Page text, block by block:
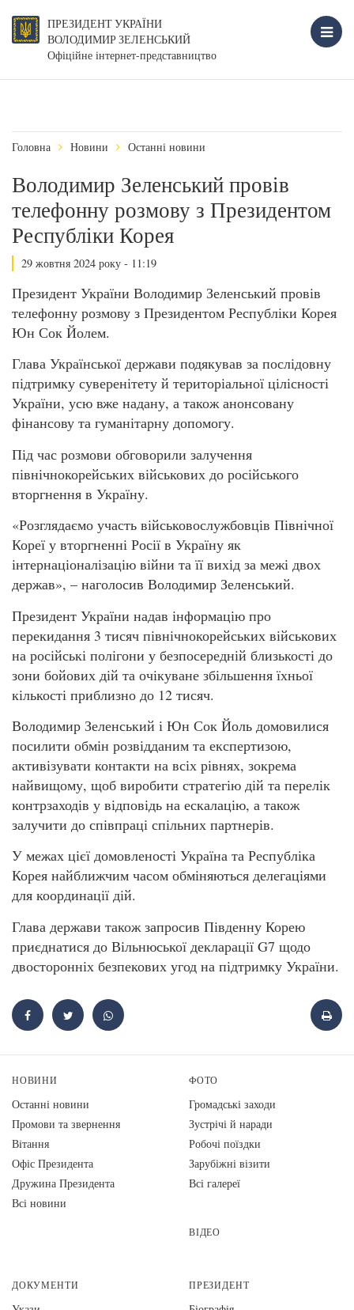
ПРЕЗИДЕНТ УКРАЇНИ
ВОЛОДИМИР ЗЕЛЕНСЬКИЙ
Офіційне інтернет-представництво
Головна Новини Останні новини
Володимир Зеленський провів
телефонну розмову з Президентом
Республіки Корея
29 жовтня 2024 року - 11:19
Президент України Володимир Зеленський провів
телефонну розмову з Президентом Республіки Корея
Юн Сок Йолем.
Глава Української держави подякував за послідовну
підтримку суверенітету й територіальної цілісності
України, усю вже надану, а також анонсовану
фінансову та гуманітарну допомогу.
Під час розмови обговорили залучення
північнокорейських військових до російського
вторгнення в Україну.
«Розглядаємо участь військовослужбовців Північної
Кореї у вторгненні Росії в Україну як
інтернаціоналізацію війни та її вихід за межі двох
держав», – наголосив Володимир Зеленський.
Президент України надав інформацію про
перекидання 3 тисяч північнокорейських військових
на російські полігони у безпосередній близькості до
зони бойових дій та очікуване збільшення їхньої
кількості приблизно до 12 тисяч.
Володимир Зеленський і Юн Сок Йоль домовилися
посилити обмін розвідданим та експертизою,
активізувати контакти на всіх рівнях, зокрема
найвищому, щоб виробити стратегію дій та перелік
контрзаходів у відповідь на ескалацію, а також
залучити до співпраці спільних партнерів.
У межах цієї домовленості Україна та Республіка
Корея найближчим часом обміняються делегаціями
для координації дій.
Глава держави також запросив Південну Корею
приєднатися до Вільнюської декларації G7 щодо
двосторонніх безпекових угод на підтримку України.
НОВИНИ
Останні новини
Промови та звернення
Вiтання
Офіс Президента
Дружина Президента
Всі новини
ФОТО
Громадські заходи
Зустрічі й наради
Робочі поїздки
Зарубіжні візити
Всі галереї
ВІДЕО
ДОКУМЕНТИ ПРЕЗИДЕНТ